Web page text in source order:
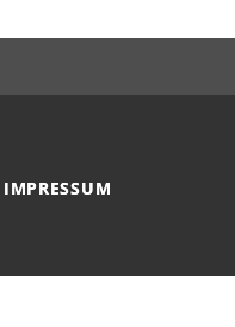
IMPRESSUM